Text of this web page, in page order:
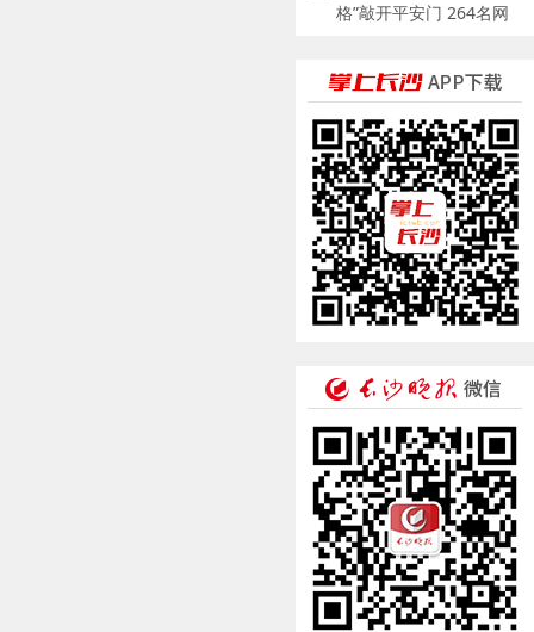
格”敲开平安门 264名网